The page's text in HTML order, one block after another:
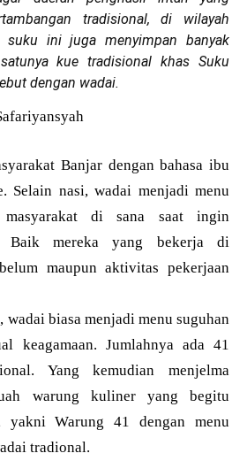
tradisional, di wilayah
suku ini juga menyimpan banyak
kue tradisional khas Suku
dengan wadai.
Banjar dengan bahasa ibu
Selain nasi, wadai menjadi menu
di sana saat ingin
Baik mereka yang bekerja di
maupun aktivitas pekerjaan
wadai biasa menjadi menu suguhan
keagamaan. Jumlahnya ada 41
Yang kemudian menjelma
warung kuliner yang begitu
yakni Warung 41 dengan menu
tradional.